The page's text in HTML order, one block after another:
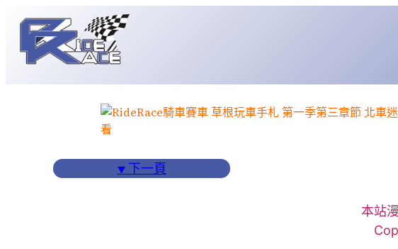
▼下一頁
本站